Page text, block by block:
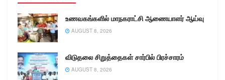
உணவகங்களில் மாநகராட்சி ஆணையாளர் ஆய்வு
AUGUST 8, 2026
விடுதலை சிறுத்தைகள் சார்பில் பிரச்சாரம்
AUGUST 8, 2026